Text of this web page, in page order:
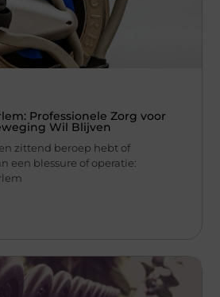
Professionele Zorg voor
Wil Blijven
zittend beroep hebt of
een blessure of operatie: